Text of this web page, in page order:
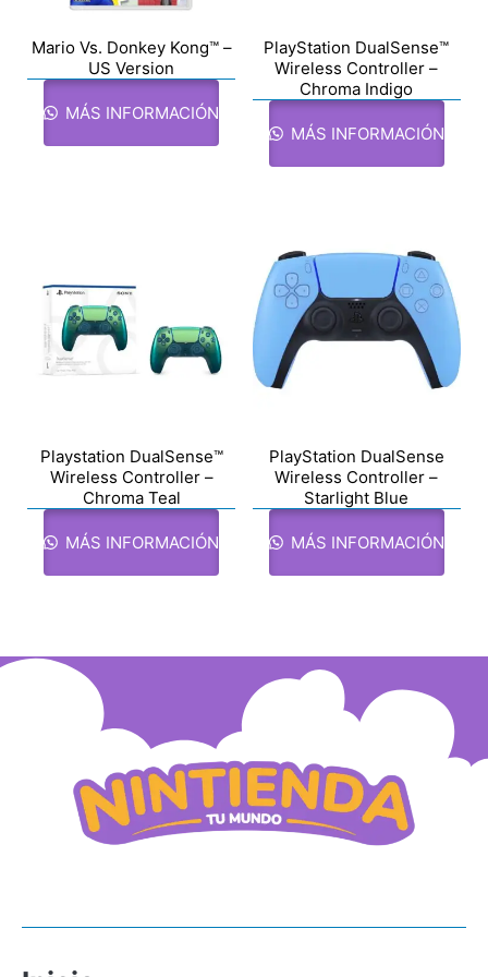
Mario Vs. Donkey Kong™ –
US Version
MÁS INFORMACIÓN
PlayStation DualSense™
Wireless Controller –
Chroma Indigo
MÁS INFORMACIÓN
Playstation DualSense™
Wireless Controller –
Chroma Teal
MÁS INFORMACIÓN
PlayStation DualSense
Wireless Controller –
Starlight Blue
MÁS INFORMACIÓN